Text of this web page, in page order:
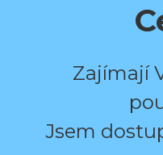
Zajímají
Jsem